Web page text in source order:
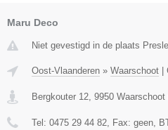
Maru Deco
Niet gevestigd in de plaats
Oost-Vlaanderen » Waarschoot
Bergkouter 12, 9950 Waarschoot
Tel: 0475 29 44 82, Fax: geen,